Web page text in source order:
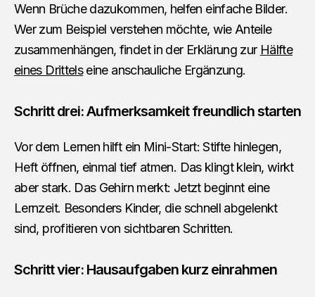
Wenn Brüche dazukommen, helfen einfache Bilder.
Wer zum Beispiel verstehen möchte, wie Anteile
zusammenhängen, findet in der Erklärung zur Hälfte
eines Drittelseine anschauliche Ergänzung.
Schritt drei: Aufmerksamkeit freundlich starten
Vor dem Lernen hilft ein Mini-Start: Stifte hinlegen,
Heft öffnen, einmal tief atmen. Das klingt klein, wirkt
aber stark. Das Gehirn merkt: Jetzt beginnt eine
Lernzeit. Besonders Kinder, die schnell abgelenkt
sind, profitieren von sichtbaren Schritten.
Schritt vier: Hausaufgaben kurz einrahmen